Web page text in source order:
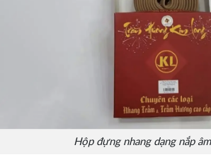
Hộp đựng nhang dạng nắp